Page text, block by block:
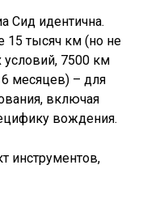
Сид идентична.
тысяч км (но не
условий, 7500 км
месяцев) – для
включая
вождения.
инструментов,